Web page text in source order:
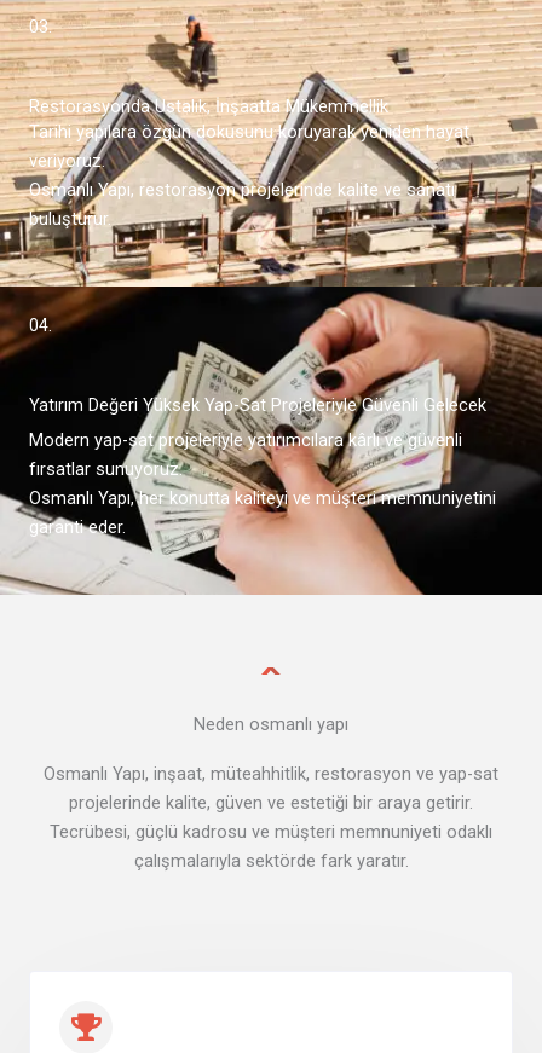
03.
Restorasyonda Ustalık, İnşaatta Mükemmellik
Tarihi yapılara özgün dokusunu koruyarak yeniden hayat
veriyoruz.
Osmanlı Yapı, restorasyon projelerinde kalite ve sanatı
buluşturur.
04.
Yatırım Değeri Yüksek Yap-Sat Projeleriyle Güvenli Gelecek
Modern yap-sat projeleriyle yatırımcılara kârlı ve güvenli
fırsatlar sunuyoruz.
Osmanlı Yapı, her konutta kaliteyi ve müşteri memnuniyetini
garanti eder.
Neden osmanlı yapı
Osmanlı Yapı, inşaat, müteahhitlik, restorasyon ve yap-sat
projelerinde kalite, güven ve estetiği bir araya getirir.
Tecrübesi, güçlü kadrosu ve müşteri memnuniyeti odaklı
çalışmalarıyla sektörde fark yaratır.